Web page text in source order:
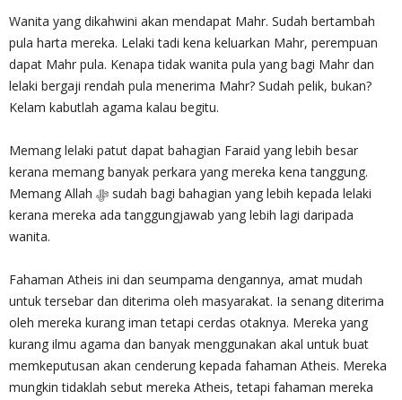
Wanita yang dikahwini akan mendapat Mahr. Sudah bertambah
pula harta mereka. Lelaki tadi kena keluarkan Mahr, perempuan
dapat Mahr pula. Kenapa tidak wanita pula yang bagi Mahr dan
lelaki bergaji rendah pula menerima Mahr? Sudah pelik, bukan?
Kelam kabutlah agama kalau begitu.
Memang lelaki patut dapat bahagian Faraid yang lebih besar
kerana memang banyak perkara yang mereka kena tanggung.
Memang Allah ﷻ sudah bagi bahagian yang lebih kepada lelaki
kerana mereka ada tanggungjawab yang lebih lagi daripada
wanita.
Fahaman Atheis ini dan seumpama dengannya, amat mudah
untuk tersebar dan diterima oleh masyarakat. Ia senang diterima
oleh mereka kurang iman tetapi cerdas otaknya. Mereka yang
kurang ilmu agama dan banyak menggunakan akal untuk buat
memkeputusan akan cenderung kepada fahaman Atheis. Mereka
mungkin tidaklah sebut mereka Atheis, tetapi fahaman mereka